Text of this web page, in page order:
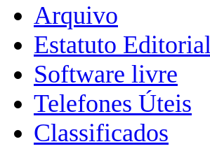
Arquivo
Estatuto Editorial
Software livre
Telefones Úteis
Classificados